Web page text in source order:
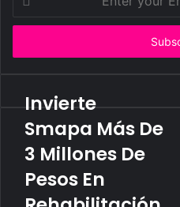
your
Email
Invierte
Smapa Más De
3 Millones De
Pesos En